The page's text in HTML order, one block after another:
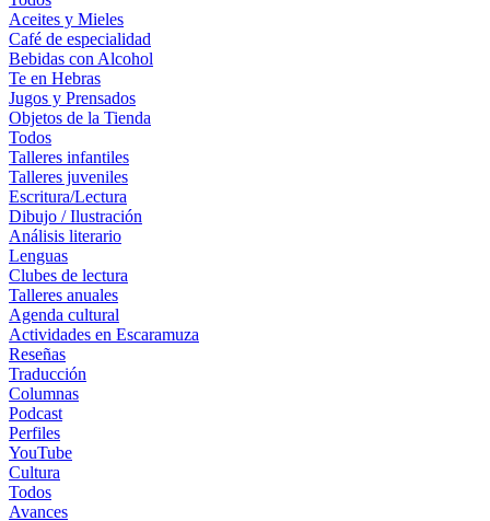
Aceites y Mieles
Café de especialidad
Bebidas con Alcohol
Te en Hebras
Jugos y Prensados
Objetos de la Tienda
Todos
Talleres infantiles
Talleres juveniles
Escritura/Lectura
Dibujo / Ilustración
Análisis literario
Lenguas
Clubes de lectura
Talleres anuales
Agenda cultural
Actividades en Escaramuza
Reseñas
Traducción
Columnas
Podcast
Perfiles
YouTube
Cultura
Todos
Avances